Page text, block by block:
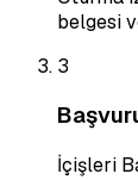
belgesi
3
İçişleri